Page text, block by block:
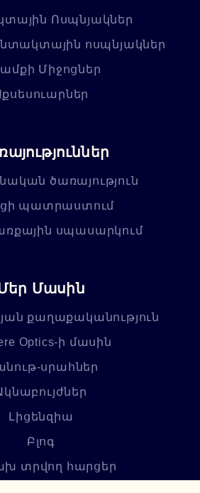
Ոսպնյակներ
ոսպնյակներ
Միջոցներ
ծառայություն
պատրաստում
սպասարկում
Մասին
քաղաքականություն
Optics-ի մասին
սրահներ
Լիցենզիա
Բլոգ
տրվող հարցեր